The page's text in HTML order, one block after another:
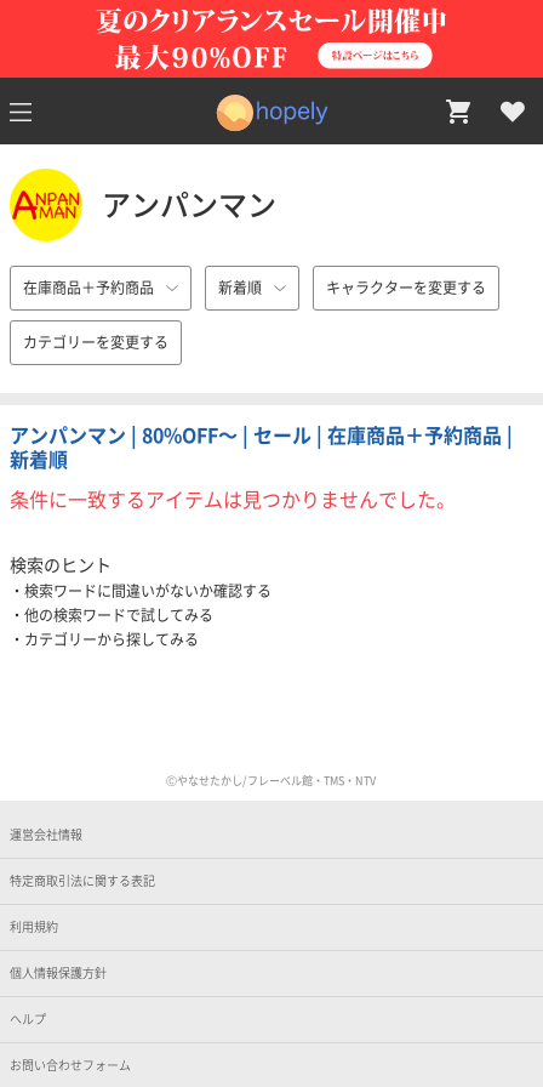
アンパンマン
在庫商品＋予約商品 新着順 キャラクターを変更する
カテゴリーを変更する
アンパンマン | 80%OFF〜 | セール | 在庫商品＋予約商品 |
新着順
条件に一致するアイテムは見つかりませんでした。
検索のヒント
検索ワードに間違いがないか確認する
他の検索ワードで試してみる
カテゴリーから探してみる
Ⓒやなせたかし/フレーベル館・TMS・NTV
運営会社情報
特定商取引法に関する表記
利用規約
個人情報保護方針
ヘルプ
お問い合わせフォーム